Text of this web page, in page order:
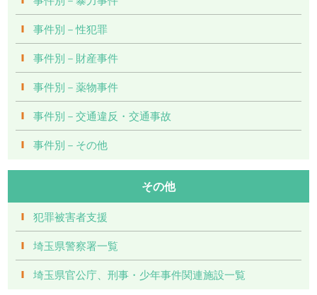
事件別－性犯罪
事件別－財産事件
事件別－薬物事件
事件別－交通違反・交通事故
事件別－その他
その他
犯罪被害者支援
埼玉県警察署一覧
埼玉県官公庁、刑事・少年事件関連施設一覧